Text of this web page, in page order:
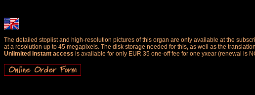
The detailed stoplist and high-resolution pictures of this organ are only available at the
at a resolution up to 45 megapixels. The disk storage needed for this, as well as the
Unlimited instant access is available for only EUR 35 one-off fee for one yxear (renewal is